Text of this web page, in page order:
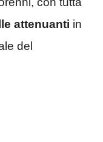
attenuanti in
del